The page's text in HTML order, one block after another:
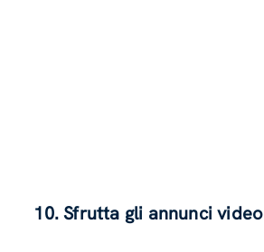
10. Sfrutta gli annunci video